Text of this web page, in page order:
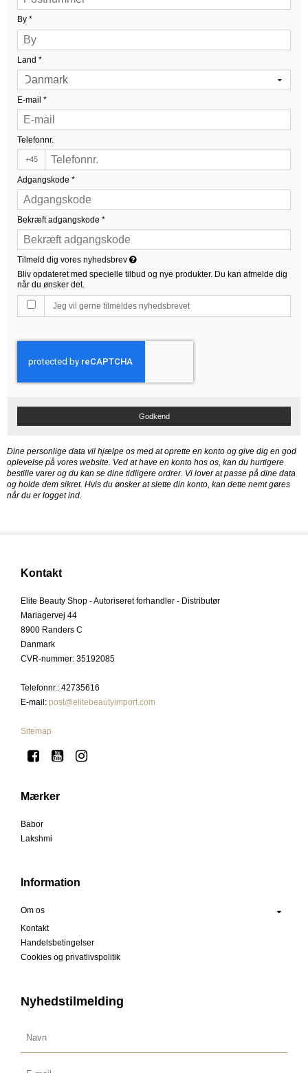
By *
Land *
E-mail *
Telefonnr.
+45
Adgangskode *
Bekræft adgangskode *
Tilmeld dig vores nyhedsbrev
Bliv opdateret med specielle tilbud og nye produkter. Du kan afmelde dig
når du ønsker det.
Jeg vil gerne tilmeldes nyhedsbrevet
Godkend
Dine personlige data vil hjælpe os med at oprette en konto og give dig en god
oplevelse på vores website. Ved at have en konto hos os, kan du hurtigere
bestille varer og du kan se dine tidligere ordrer. Vi lover at passe på dine data
og holde dem sikret. Hvis du ønsker at slette din konto, kan dette nemt gøres
når du er logget ind.
Kontakt
Elite Beauty Shop - Autoriseret forhandler - Distributør
Mariagervej 44
8900 Randers C
Danmark
CVR-nummer: 35192085
Telefonnr.: 42735616
E-mail: post@elitebeautyimport.com
Sitemap
Mærker
Babor
Lakshmi
Information
Om os
Kontakt
Handelsbetingelser
Cookies og privatlivspolitik
Nyhedstilmelding